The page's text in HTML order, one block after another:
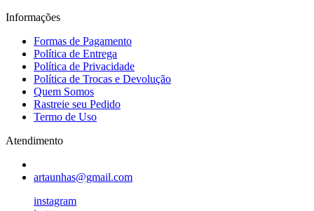
Informações
Formas de Pagamento
Política de Entrega
Política de Privacidade
Política de Trocas e Devolução
Quem Somos
Rastreie seu Pedido
Termo de Uso
Atendimento
artaunhas@gmail.com
instagram